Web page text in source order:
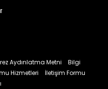
Aydınlatma Metni
Bilgi
Hizmetleri
İletişim Formu